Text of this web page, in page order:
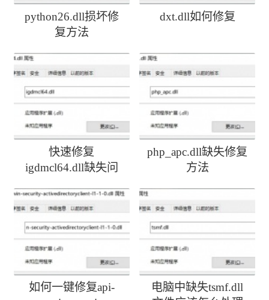
python26.dll损坏修
复方法
dxt.dll如何修复
快速修复
igdmcl64.dll缺失问
php_apc.dll缺失修复
方法
如何一键修复api-
电脑中缺失tsmf.dll